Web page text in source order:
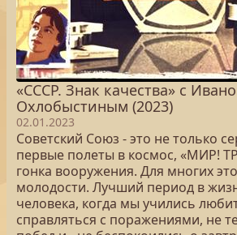
«СССР. Знак качества» с
Охлобыстиным (2023)
02.01.2023
Советский Союз - это не только
первые полеты в космос, «МИР!
гонка вооружения. Для многих
молодости. Лучший период в
человека, когда мы учились
справляться с поражениями, не